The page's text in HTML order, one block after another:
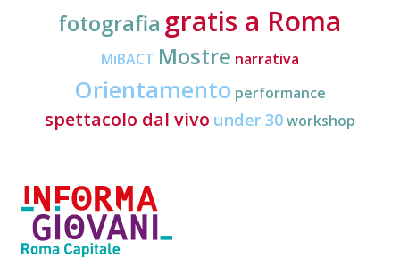
fotografia gratis a Roma
MiBACT Mostre narrativa
Orientamento performance
spettacolo dal vivo under 30workshop